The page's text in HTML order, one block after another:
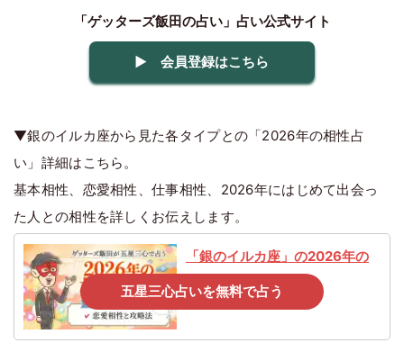
五星三心占いを無料で占う
「ゲッターズ飯田の占い」占い公式サイト
▶ 会員登録はこちら
▼銀のイルカ座から見た各タイプとの「2026年の相性占
い」詳細はこちら。
基本相性、恋愛相性、仕事相性、2026年にはじめて出会っ
た人との相性を詳しくお伝えします。
「銀のイルカ座」の2026年の
相性占い